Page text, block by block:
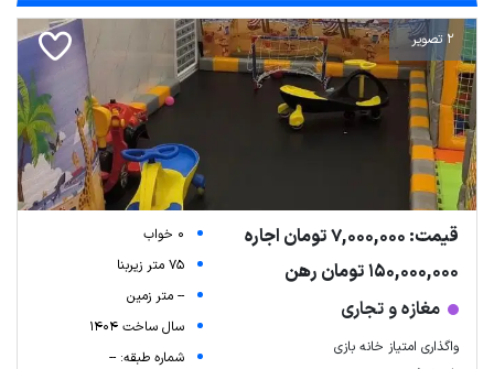
2 تصویر
قیمت: 7,000,000 تومان اجاره
150,000,000 تومان رهن
مغازه و تجاری
واگذاری امتیاز خانه بازی
0 خواب
75 متر زیربنا
-- متر زمین
سال ساخت 1404
شماره طبقه: --